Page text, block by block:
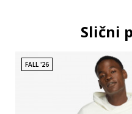
Slični
FALL '26